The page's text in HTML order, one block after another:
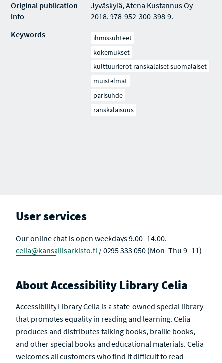
Original publication
info
Jyväskylä, Atena Kustannus Oy
2018. 978-952-300-398-9.
Keywords
ihmissuhteet
kokemukset
kulttuurierot ranskalaiset suomalaiset
muistelmat
parisuhde
ranskalaisuus
User services
Our online chat is open weekdays 9.00–14.00.
celia@kansallisarkisto.fi / 0295 333 050 (Mon–Thu 9–11)
About Accessibility Library Celia
Accessibility Library Celia is a state-owned special library
that promotes equality in reading and learning. Celia
produces and distributes talking books, braille books,
and other special books and educational materials. Celia
welcomes all customers who find it difficult to read